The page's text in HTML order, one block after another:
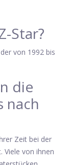
Star?
von 1992 bis
die
nach
Zeit bei der
Viele von ihnen